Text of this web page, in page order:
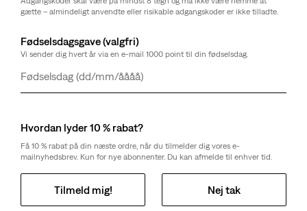
Vælg antal
Vælg antal
Gratis forsendelse for Red Tab™-medlemmer eller ordrer over 650 kr.
Om Denne Stil
gætte – almindeligt anvendte eller risikable adgangskoder er ikke tilladte.
Fødselsdagsgave (valgfri)
Vi sender dig hvert år via en e-mail 1000 point til din fødselsdag.
Dag
Måned
År
Hvordan lyder 10 % rabat?
Få 10 % rabat på din næste ordre, når du tilmelder dig vores e-
mailnyhedsbrev. Kun for nye abonnenter. Du kan afmelde til enhver tid.
Tilmeld mig! Nej tak